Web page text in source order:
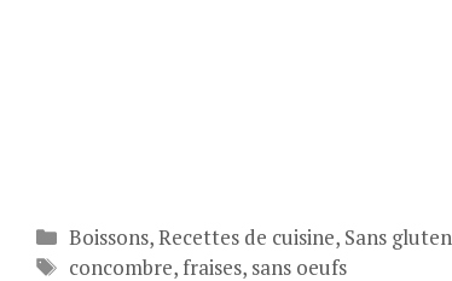
Catégories
Boissons,Recettes de cuisine, Sans gluten
Étiquettes
concombre, fraises, sans oeufs